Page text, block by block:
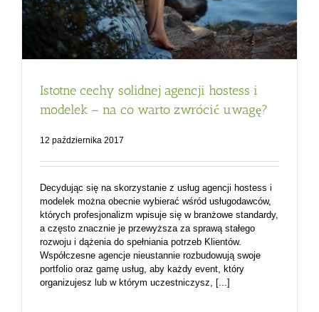
Istotne cechy solidnej agencji hostess i
modelek – na co warto zwrócić uwagę?
12 października 2017
Decydując się na skorzystanie z usług agencji hostess i
modelek można obecnie wybierać wśród usługodawców,
których profesjonalizm wpisuje się w branżowe standardy,
a często znacznie je przewyższa za sprawą stałego
rozwoju i dążenia do spełniania potrzeb Klientów.
Współczesne agencje nieustannie rozbudowują swoje
portfolio oraz gamę usług, aby każdy event, który
organizujesz lub w którym uczestniczysz, [...]